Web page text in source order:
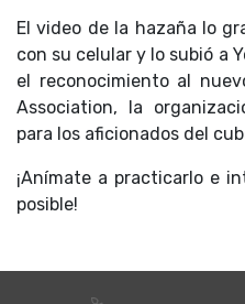
El video de la hazaña lo
con su celular y lo subió a
el reconocimiento al
Association, la
para los aficionados del
¡Anímate a practicarlo e
posible!